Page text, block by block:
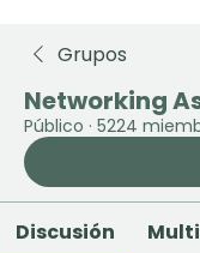
Grupos
Networking
Público · 5224
Discusión